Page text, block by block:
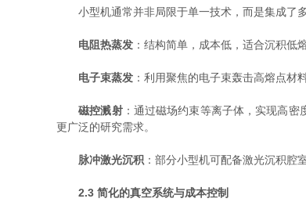
小型机通常并非局限于单一技术，而是集成了多
电阻热蒸发 ：结构简单，成本低，适合沉积低
电子束蒸发 ：利用聚焦的电子束轰击高熔点材
磁控溅射：通过磁场约束等离子体，实现高密
更广泛的研究需求。
脉冲激光沉积 ：部分小型机可配备激光沉积腔
2.3 简化的真空系统与成本控制